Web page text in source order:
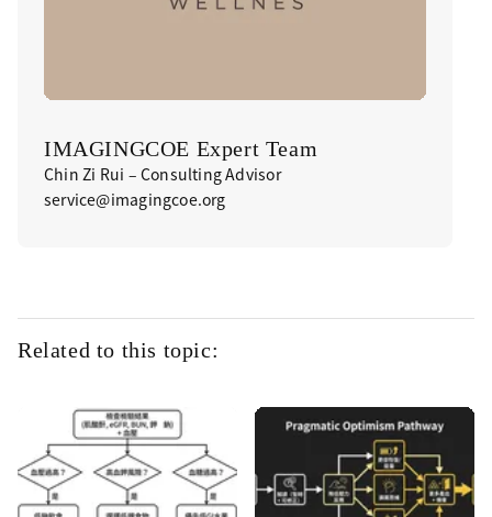
IMAGINGCOE Expert Team
Chin Zi Rui – Consulting Advisor
service@imagingcoe.org
Related to this topic: